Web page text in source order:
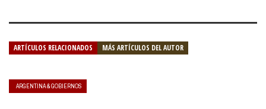
ARTÍCULOS RELACIONADOS MÁS ARTÍCULOS DEL AUTOR
ARGENTINA & GOBIERNOS